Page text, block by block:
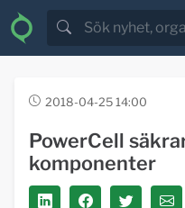
2018-04-25 14:00
PowerCell
komponenter